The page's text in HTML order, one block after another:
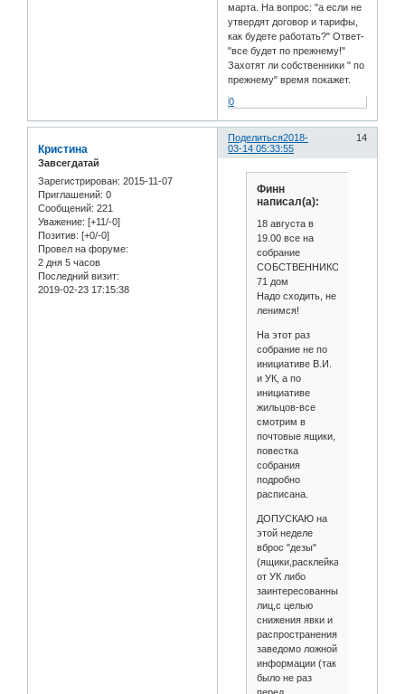
марта. На вопрос: "а если не
утвердят договор и тарифы,
как будете работать?" Ответ-
"все будет по прежнему!"
Захотят ли собственники " по
прежнему" время покажет.
0
Поделиться 14
2018-
03-14 05:33:55
Кристина
Завсегдатай
Зарегистрирован: 2015-11-07
Приглашений: 0
Сообщений: 221
Уважение: [+11/-0]
Позитив: [+0/-0]
Провел на форуме:
2 дня 5 часов
Последний визит:
2019-02-23 17:15:38
Финн
написал(а):
18 августа в
19.00 все на
собрание
СОБСТВЕННИКОВ!
71 дом
Надо сходить, не
ленимся!
На этот раз
собрание не по
инициативе В.И.
и УК, а по
инициативе
жильцов-все
смотрим в
почтовые ящики,
повестка
собрания
подробно
расписана.
ДОПУСКАЮ на
этой неделе
вброс "дезы"
(ящики,расклейка)
от УК либо
заинтересованных
лиц,с целью
снижения явки и
распространения
заведомо ложной
информации (так
было не раз